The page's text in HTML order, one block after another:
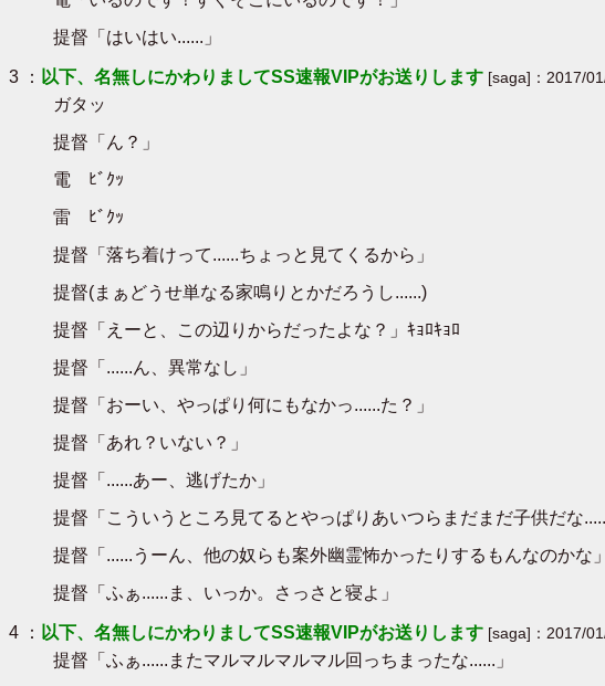
提督「はいはい......」
3 ： 以下、名無しにかわりましてSS速報VIPがお送りします [saga]：2017/
ガタッ
提督「ん？」
電 ﾋﾞｸｯ
雷 ﾋﾞｸｯ
提督「落ち着けって......ちょっと見てくるから」
提督(まぁどうせ単なる家鳴りとかだろうし......)
提督「えーと、この辺りからだったよな？」ｷｮﾛｷｮﾛ
提督「......ん、異常なし」
提督「おーい、やっぱり何にもなかっ......た？」
提督「あれ？いない？」
提督「......あー、逃げたか」
提督「こういうところ見てるとやっぱりあいつらまだまだ子供だな......
提督「......うーん、他の奴らも案外幽霊怖かったりするもんなのかな」
提督「ふぁ......ま、いっか。さっさと寝よ」
4 ： 以下、名無しにかわりましてSS速報VIPがお送りします [saga]：2017/
提督「ふぁ......またマルマルマルマル回っちまったな......」